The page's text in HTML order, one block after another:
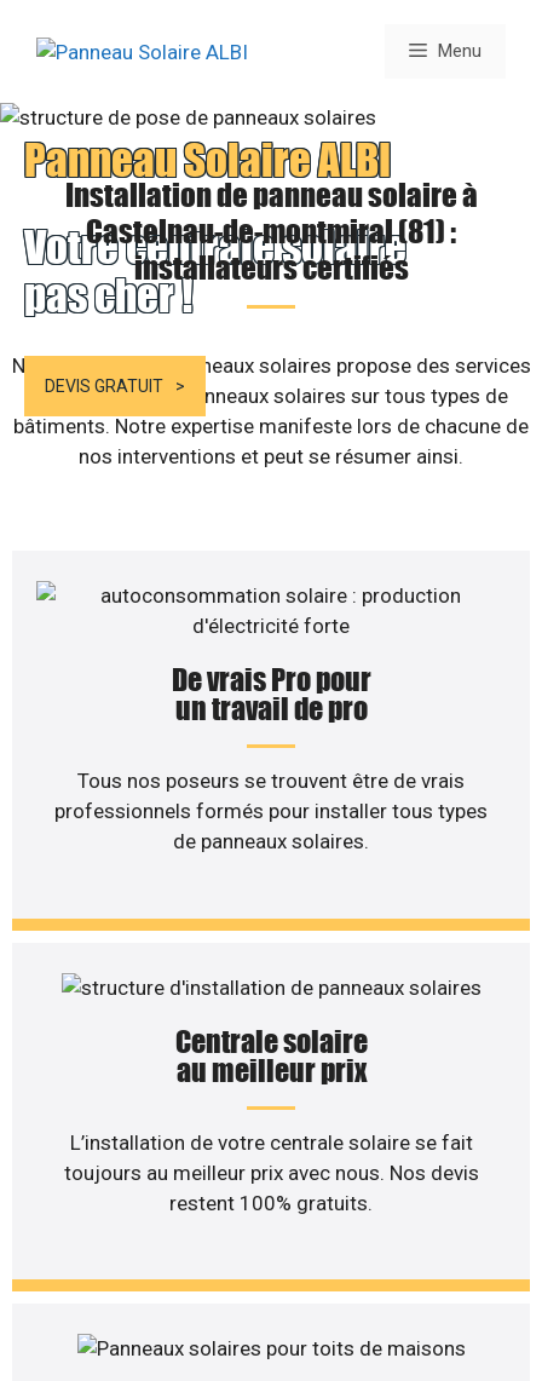
Menu
Panneau Solaire ALBI
Votre centrale solaire
pas cher !
DEVIS GRATUIT
Installation de panneau solaire à
Castelnau-de-montmiral (81) :
installateurs certifiés
Notre société de panneaux solaires propose des services
d’installation de panneaux solaires sur tous types de
bâtiments. Notre expertise manifeste lors de chacune de
nos interventions et peut se résumer ainsi.
De vrais Pro pour
un travail de pro
Tous nos poseurs se trouvent être de vrais
professionnels formés pour installer tous types
de panneaux solaires.
Centrale solaire
au meilleur prix
L’installation de votre centrale solaire se fait
toujours au meilleur prix avec nous. Nos devis
restent 100% gratuits.